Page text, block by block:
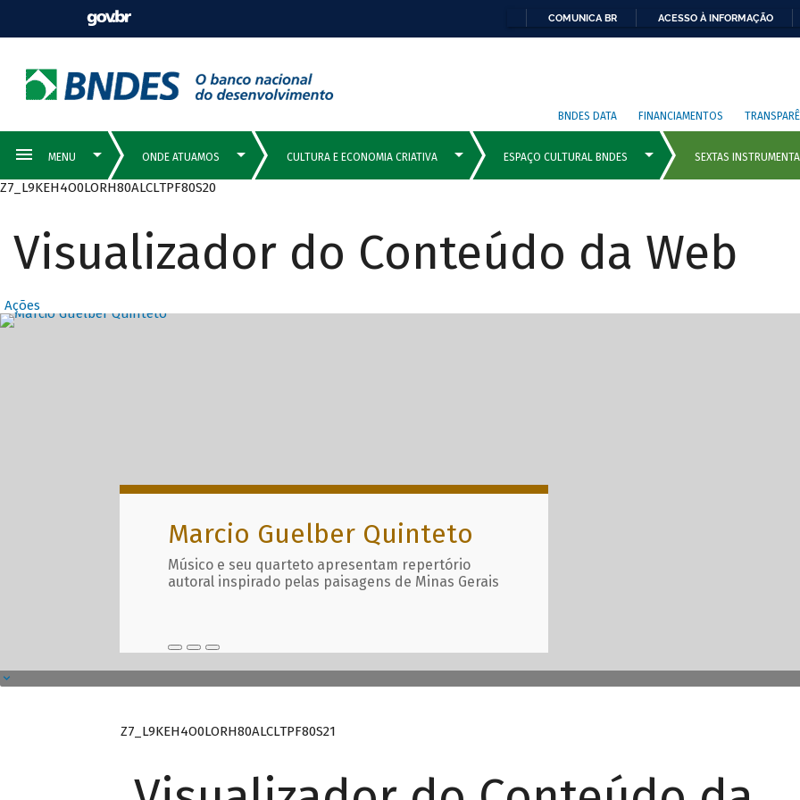
COMUNICA BR ACESSO À INFORMAÇÃO
BNDES DATA FINANCIAMENTOS
Z7_L9KEH4O0LORH80ALCLTPF80S20
Visualizador do Conteúdo da Web
Ações
Destaques Principais com
Marcio Guelber Quinteto
Músico e seu quarteto apresentam repertório
autoral inspirado pelas paisagens de Minas Gerais
Z7_L9KEH4O0LORH80ALCLTPF80S21